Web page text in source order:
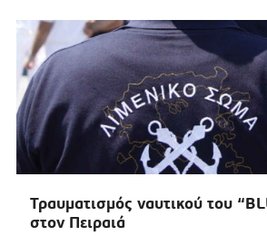
Τραυματισμός ναυτικού του
στον Πειραιά